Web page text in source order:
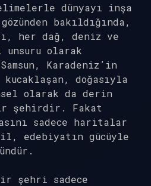
dünyayı inşa
bakıldığında,
her dağ, deniz ve
olarak
Karadeniz’in
kucaklaşan, doğasıyla
olarak da derin
şehirdir. Fakat
sadece haritalar
edebiyatın gücüyle
şehri sadece